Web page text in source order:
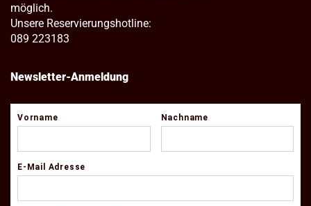
möglich.
Unsere Reservierungshotline:
089 223183
Newsletter-Anmeldung